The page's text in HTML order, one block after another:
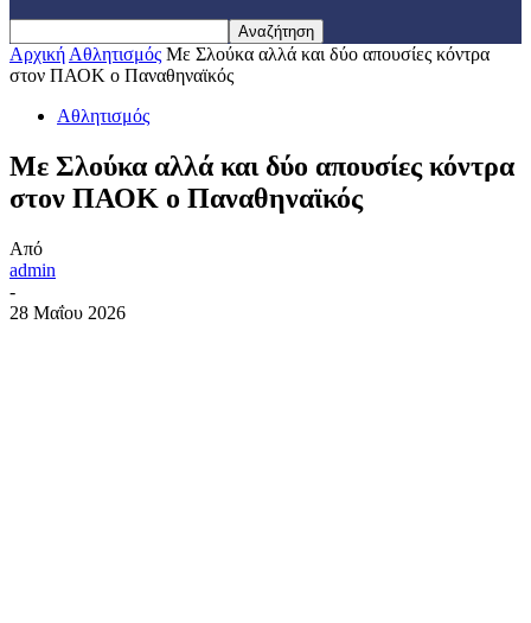
Αρχική Αθλητισμός Με Σλούκα αλλά και δύο απουσίες κόντρα
στον ΠΑΟΚ ο Παναθηναϊκός
Αθλητισμός
Με Σλούκα αλλά και δύο απουσίες κόντρα
στον ΠΑΟΚ ο Παναθηναϊκός
Από
admin
-
28 Μαΐου 2026